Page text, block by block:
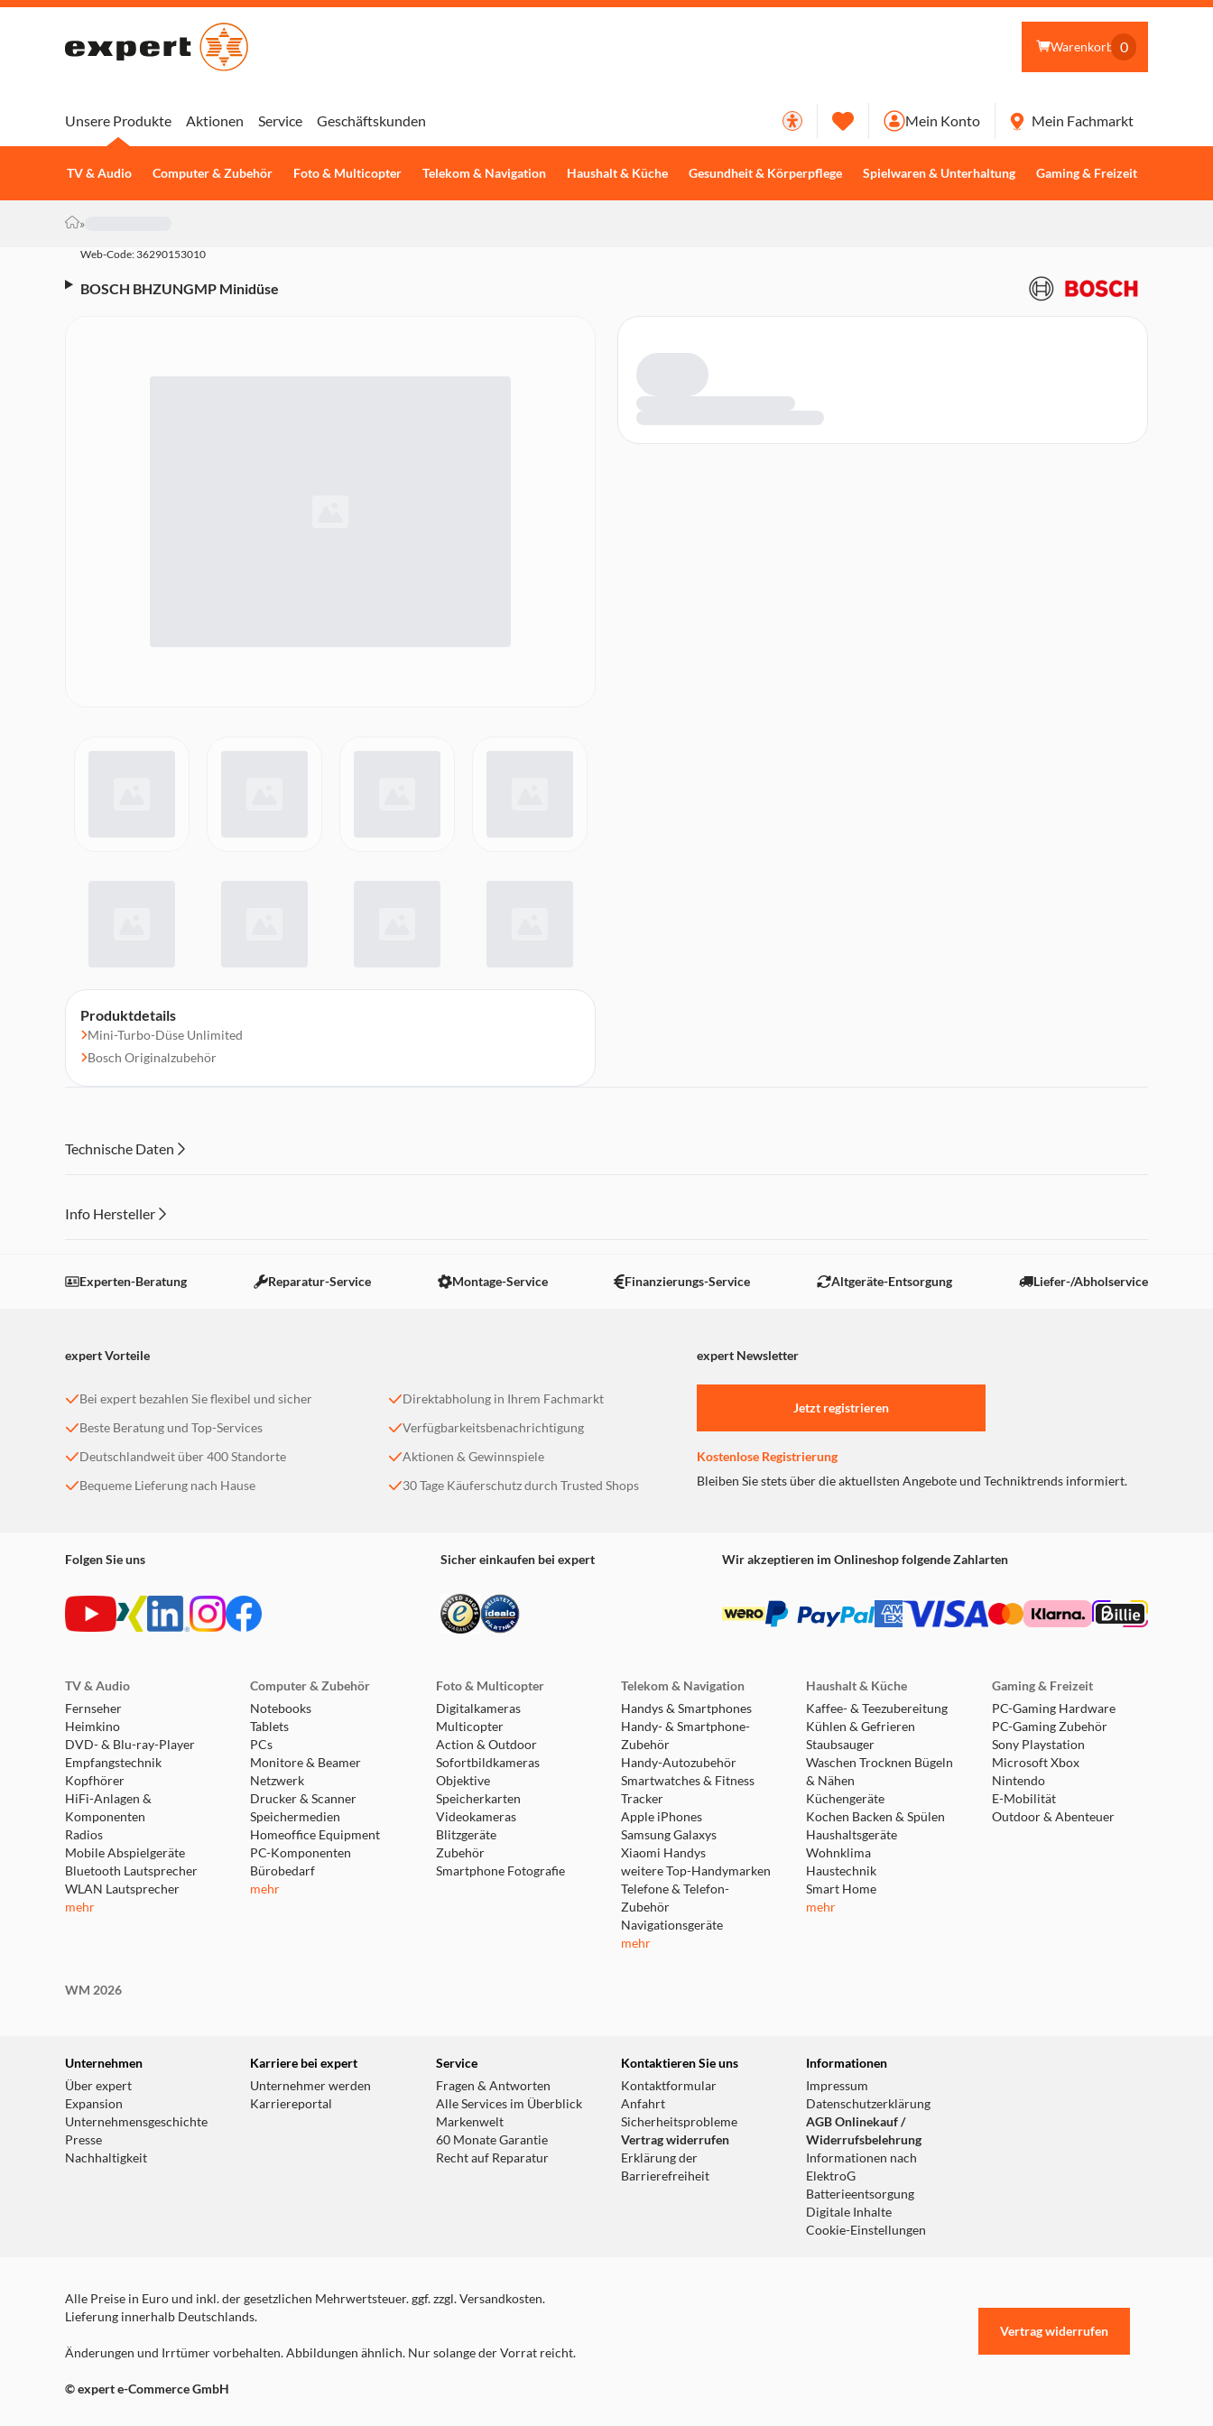
Warenkorb 0
Unsere Produkte
TV & Audio Computer & Zubehör Foto & Multicopter Telekom & Navigation Haushalt & Küche Gesundheit & Körperpflege Spielwaren & Unterhaltung Gaming & Freizeit
Aktionen Service Geschäftskunden Mein Konto Mein Fachmarkt
»
Web-Code: 36290153010
BOSCH BHZUNGMP Minidüse
Produktdetails
Mini-Turbo-Düse Unlimited
Bosch Originalzubehör
Technische Daten
Info Hersteller
Einstellungen anpassen
Experten-Beratung Reparatur-Service Montage-Service Finanzierungs-Service Altgeräte-Entsorgung Liefer-/Abholservice
expert Vorteile expert Newsletter
Bei expert bezahlen Sie flexibel und sicher
Beste Beratung und Top-Services
Deutschlandweit über 400 Standorte
Bequeme Lieferung nach Hause
Direktabholung in Ihrem Fachmarkt
Verfügbarkeitsbenachrichtigung
Aktionen & Gewinnspiele
30 Tage Käuferschutz durch Trusted Shops
Jetzt registrieren
Kostenlose Registrierung
Bleiben Sie stets über die aktuellsten Angebote und Techniktrends informiert.
Folgen Sie uns Sicher einkaufen bei expert Wir akzeptieren im Onlineshop folgende Zahlarten
TV & Audio
Fernseher
Heimkino
DVD- & Blu-ray-Player
Empfangstechnik
Kopfhörer
HiFi-Anlagen &
Komponenten
Radios
Mobile Abspielgeräte
Bluetooth Lautsprecher
WLAN Lautsprecher
mehr
Computer & Zubehör
Notebooks
Tablets
PCs
Monitore & Beamer
Netzwerk
Drucker & Scanner
Speichermedien
Homeoffice Equipment
PC-Komponenten
Bürobedarf
mehr
Foto & Multicopter
Digitalkameras
Multicopter
Action & Outdoor
Sofortbildkameras
Objektive
Speicherkarten
Videokameras
Blitzgeräte
Zubehör
Smartphone Fotografie
Telekom & Navigation
Handys & Smartphones
Handy- & Smartphone-
Zubehör
Handy-Autozubehör
Smartwatches & Fitness
Tracker
Apple iPhones
Samsung Galaxys
Xiaomi Handys
weitere Top-Handymarken
Telefone & Telefon-
Zubehör
Navigationsgeräte
mehr
Haushalt & Küche
Kaffee- & Teezubereitung
Kühlen & Gefrieren
Staubsauger
Waschen Trocknen Bügeln
& Nähen
Küchengeräte
Kochen Backen & Spülen
Haushaltsgeräte
Wohnklima
Haustechnik
Smart Home
mehr
Gaming & Freizeit
PC-Gaming Hardware
PC-Gaming Zubehör
Sony Playstation
Microsoft Xbox
Nintendo
E-Mobilität
Outdoor & Abenteuer
WM 2026
Unternehmen
Über expert
Expansion
Unternehmensgeschichte
Presse
Nachhaltigkeit
Karriere bei expert
Unternehmer werden
Karriereportal
Service
Fragen & Antworten
Alle Services im Überblick
Markenwelt
60 Monate Garantie
Recht auf Reparatur
Kontaktieren Sie uns
Kontaktformular
Anfahrt
Sicherheitsprobleme
Vertrag widerrufen
Erklärung der
Barrierefreiheit
Informationen
Impressum
Datenschutzerklärung
AGB Onlinekauf /
Widerrufsbelehrung
Informationen nach
ElektroG
Batterieentsorgung
Digitale Inhalte
Cookie-Einstellungen
Alle Preise in Euro und inkl. der gesetzlichen Mehrwertsteuer. ggf. zzgl. Versandkosten.
Lieferung innerhalb Deutschlands.
Änderungen und Irrtümer vorbehalten. Abbildungen ähnlich. Nur solange der Vorrat reicht.
© expert e-Commerce GmbH
Vertrag widerrufen